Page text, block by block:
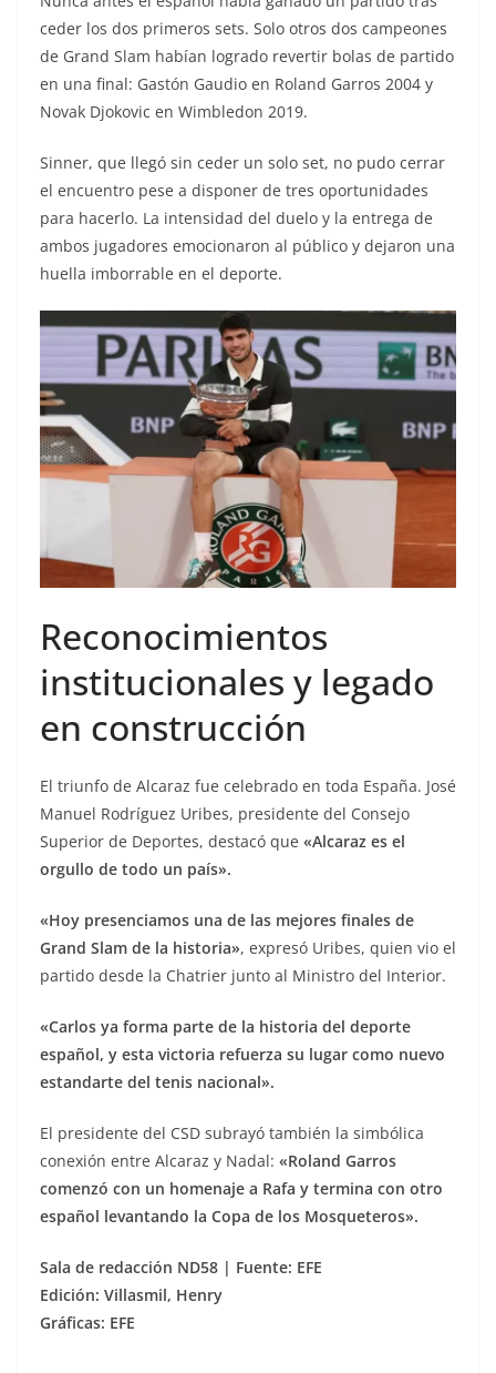
ceder los dos primeros sets. Solo otros dos campeones
de Grand Slam habían logrado revertir bolas de partido
en una final: Gastón Gaudio en Roland Garros 2004 y
Novak Djokovic en Wimbledon 2019.
Sinner, que llegó sin ceder un solo set, no pudo cerrar
el encuentro pese a disponer de tres oportunidades
para hacerlo. La intensidad del duelo y la entrega de
ambos jugadores emocionaron al público y dejaron una
huella imborrable en el deporte.
Reconocimientos
institucionales y legado
en construcción
El triunfo de Alcaraz fue celebrado en toda España. José
Manuel Rodríguez Uribes, presidente del Consejo
Superior de Deportes, destacó que «Alcaraz es el
orgullo de todo un país».
«Hoy presenciamos una de las mejores finales de
Grand Slam de la historia», expresó Uribes, quien vio el
partido desde la Chatrier junto al Ministro del Interior.
«Carlos ya forma parte de la historia del deporte
español, y esta victoria refuerza su lugar como nuevo
estandarte del tenis nacional».
El presidente del CSD subrayó también la simbólica
conexión entre Alcaraz y Nadal: «Roland Garros
comenzó con un homenaje a Rafa y termina con otro
español levantando la Copa de los Mosqueteros».
Sala de redacción ND58 | Fuente: EFE
Edición: Villasmil, Henry
Gráficas: EFE